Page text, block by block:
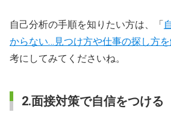
自己分析の手順を知りたい方は、「
からない…見つけ方や仕事の探し方
考にしてみてくださいね。
2.面接対策で自信をつける